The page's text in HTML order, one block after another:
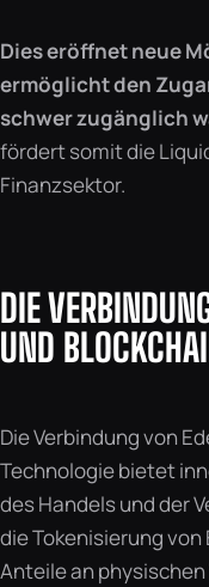
Dies eröffnet neue
ermöglicht den
schwer zugänglich
fördert somit die
Finanzsektor.
DIE
UND
Die Verbindung von
Technologie bietet
des Handels und der
die Tokenisierung
Anteile an